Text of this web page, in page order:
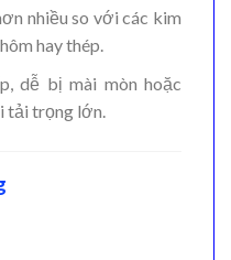
nhiều so với các kim
hay thép.
dễ bị mài mòn hoặc
tải trọng lớn.